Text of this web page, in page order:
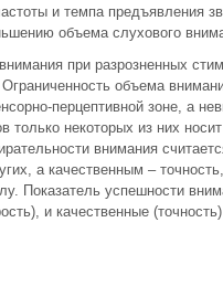
и темпа предъявления
объема слухового
при разрозненных
объема
перцептивной зоне, а
только некоторых из них
внимания
а качественным –
Показатель успешности
и качественные